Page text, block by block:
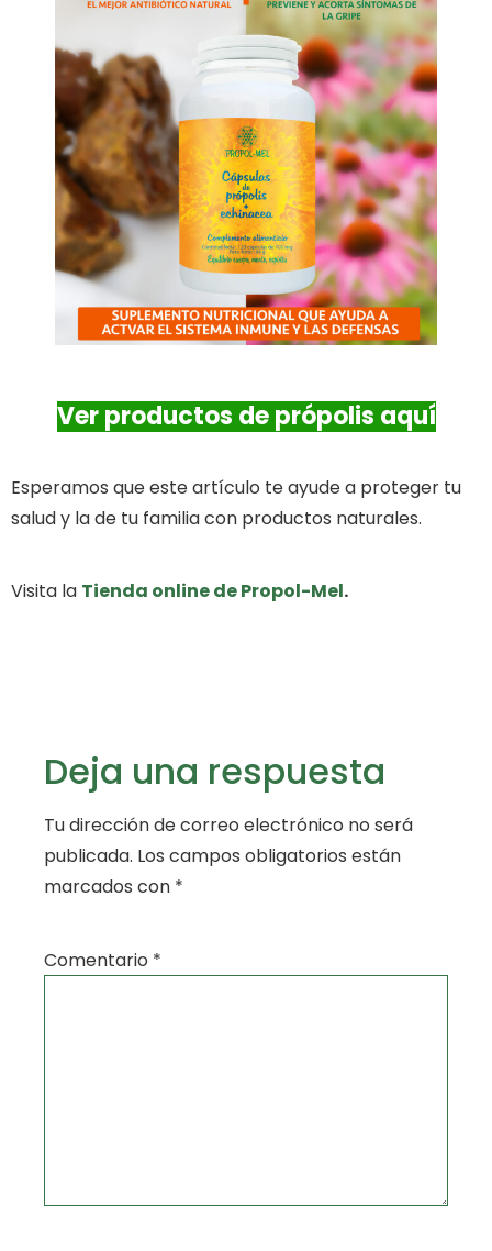
Ver productos de própolis aquí
Esperamos que este artículo te ayude a proteger tu
salud y la de tu familia con productos naturales.
Visita la Tienda online de Propol-Mel.
Deja una respuesta
Tu dirección de correo electrónico no será
publicada. Los campos obligatorios están
marcados con *
Comentario *